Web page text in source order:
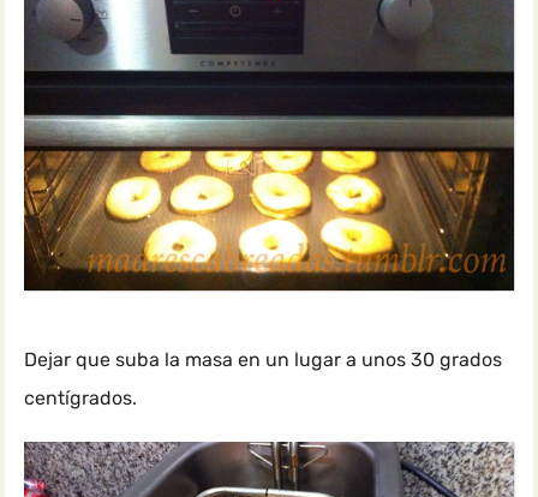
Dejar que suba la masa en un lugar a unos 30 grados
centígrados.